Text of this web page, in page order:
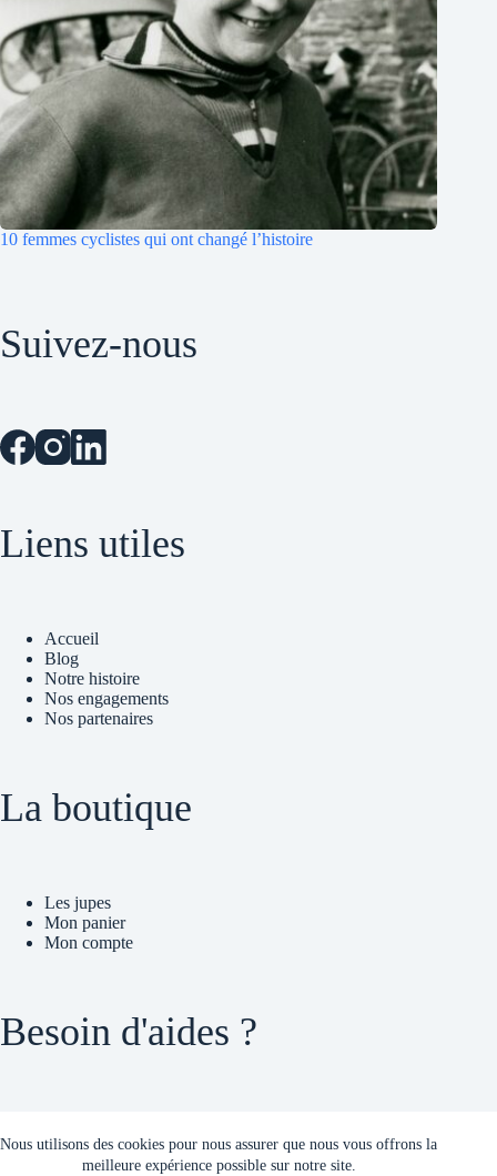
Nous utilisons des cookies pour nous assurer que nous vous offrons la
meilleure expérience possible sur notre site.
10 femmes cyclistes qui ont changé l’histoire
Suivez-nous
Liens utiles
Accueil
Blog
Notre histoire
Nos engagements
Nos partenaires
La boutique
Les jupes
Mon panier
Mon compte
Besoin d'aides ?
Guide des tailles
Trouver un magasin